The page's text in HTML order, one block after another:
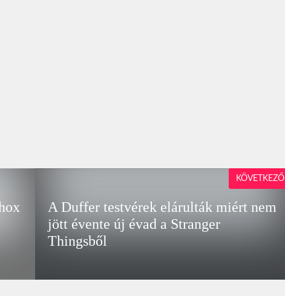
A Duffer testvérek elárulták miért nem
jött évente új évad a Stranger
Thingsből
KÖVETKEZŐ